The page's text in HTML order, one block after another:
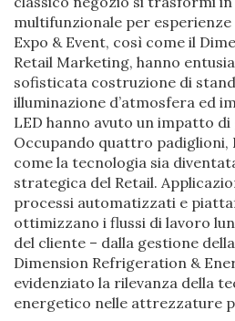
multifunzionale per esperienze
Expo & Event, così come il
Retail Marketing, hanno
sofisticata costruzione di
illuminazione d’atmosfera ed
LED hanno avuto un impatto
Occupando quattro padiglioni,
come la tecnologia sia
strategica del Retail.
processi automatizzati e
ottimizzano i flussi di lavoro
del cliente – dalla gestione
Dimension Refrigeration &
evidenziato la rilevanza della
energetico nelle attrezzature